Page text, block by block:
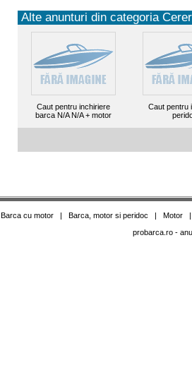
Alte anunturi din categoria
Caut pentru inchiriere
barca N/A N/A + motor
Caut pentru
Barca cu motor| Barca, motor si peridoc | Motor
probarca.ro-